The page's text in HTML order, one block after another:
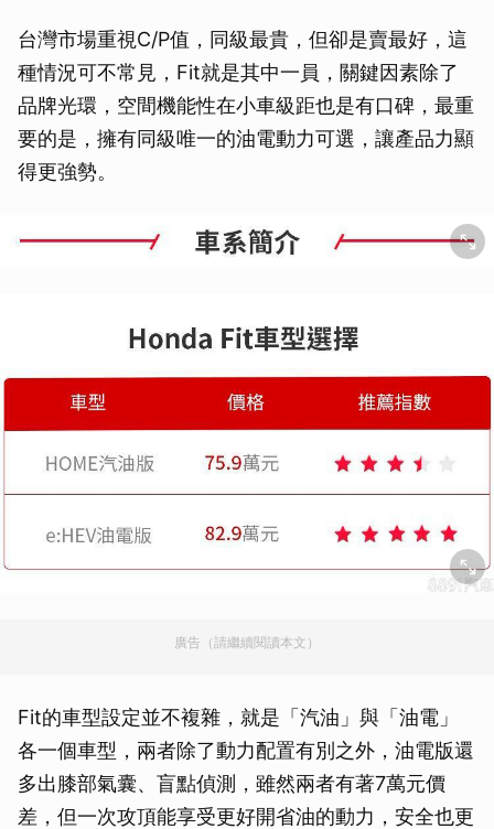
台灣市場重視C/P值，同級最貴，但卻是賣最好，這
種情況可不常見，Fit就是其中一員，關鍵因素除了
品牌光環，空間機能性在小車級距也是有口碑，最重
要的是，擁有同級唯一的油電動力可選，讓產品力顯
得更強勢。
廣告（請繼續閱讀本文）
Fit的車型設定並不複雜，就是「汽油」與「油電」
各一個車型，兩者除了動力配置有別之外，油電版還
多出膝部氣囊、盲點偵測，雖然兩者有著7萬元價
差，但一次攻頂能享受更好開省油的動力，安全也更